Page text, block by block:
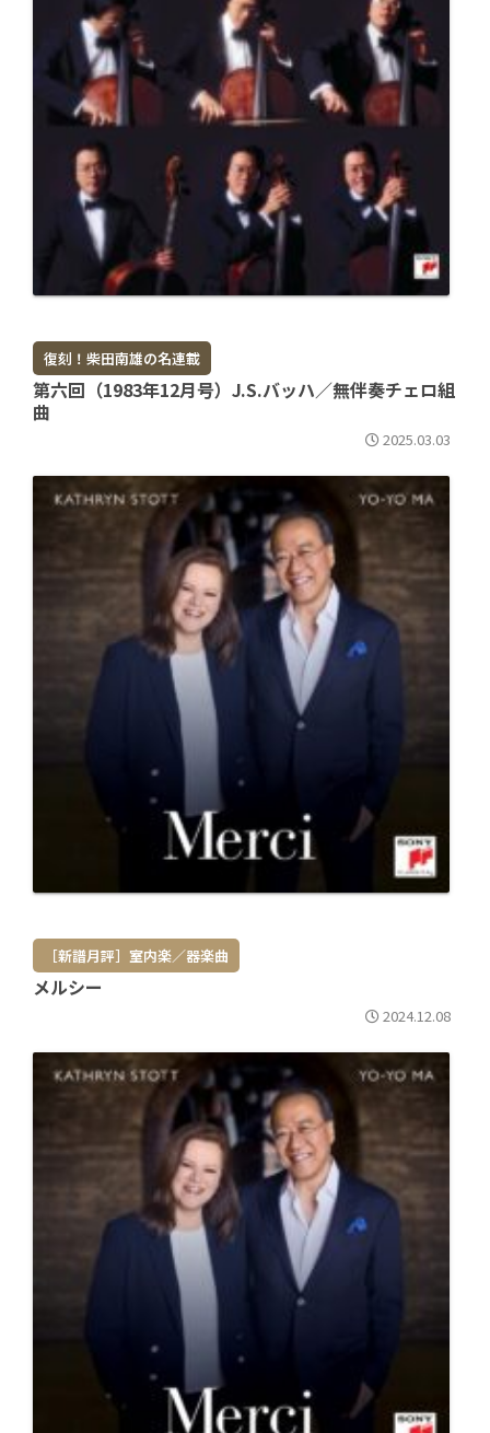
復刻！柴田南雄の名連載
第六回（1983年12月号）J.S.バッハ／無伴奏チェロ組
曲
2025.03.03
［新譜月評］室内楽／器楽曲
メルシー
2024.12.08